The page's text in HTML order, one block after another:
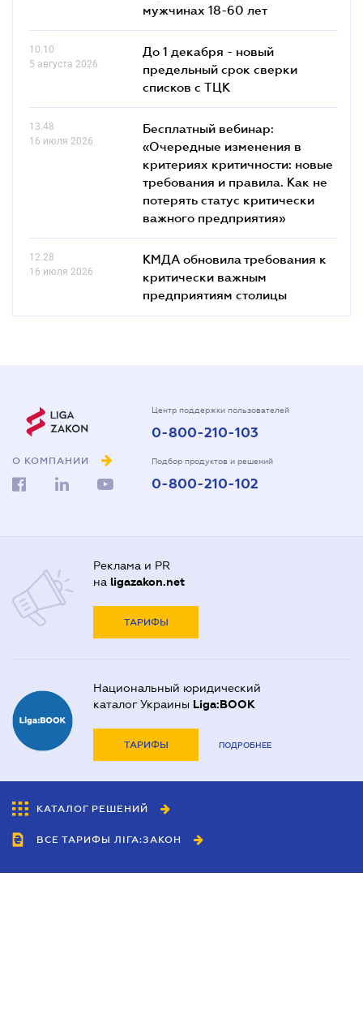
мужчинах 18-60 лет
10.10
5 августа 2026
До 1 декабря - новый
предельный срок сверки
списков c ТЦК
13.48
16 июля 2026
Бесплатный вебинар:
«Очередные изменения в
критериях критичности: новые
требования и правила. Как не
потерять статус критически
важного предприятия»
12.28
16 июля 2026
КМДА обновила требования к
критически важным
предприятиям столицы
О КОМПАНИИ
Центр поддержки пользователей
0-800-210-103
Подбор продуктов и решений
0-800-210-102
Реклама и PR
на ligazakon.net
ТАРИФЫ
Национальный юридический
каталог Украины Liga:BOOK
ТАРИФЫ ПОДРОБНЕЕ
КАТАЛОГ РЕШЕНИЙ
ВСЕ ТАРИФЫ ЛІГА:ЗАКОН